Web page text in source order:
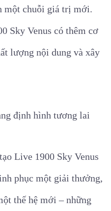
một chuỗi giá trị mới.
Sky Venus có thêm cơ
lượng nội dung và xây
định hình tương lai
Live 1900 Sky Venus
phục một giải thưởng,
thế hệ mới – những